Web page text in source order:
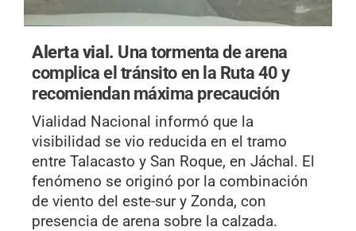
Alerta vial. Una tormenta de arena
complica el tránsito en la Ruta 40 y
recomiendan máxima precaución
Vialidad Nacional informó que la
visibilidad se vio reducida en el tramo
entre Talacasto y San Roque, en Jáchal. El
fenómeno se originó por la combinación
de viento del este-sur y Zonda, con
presencia de arena sobre la calzada.